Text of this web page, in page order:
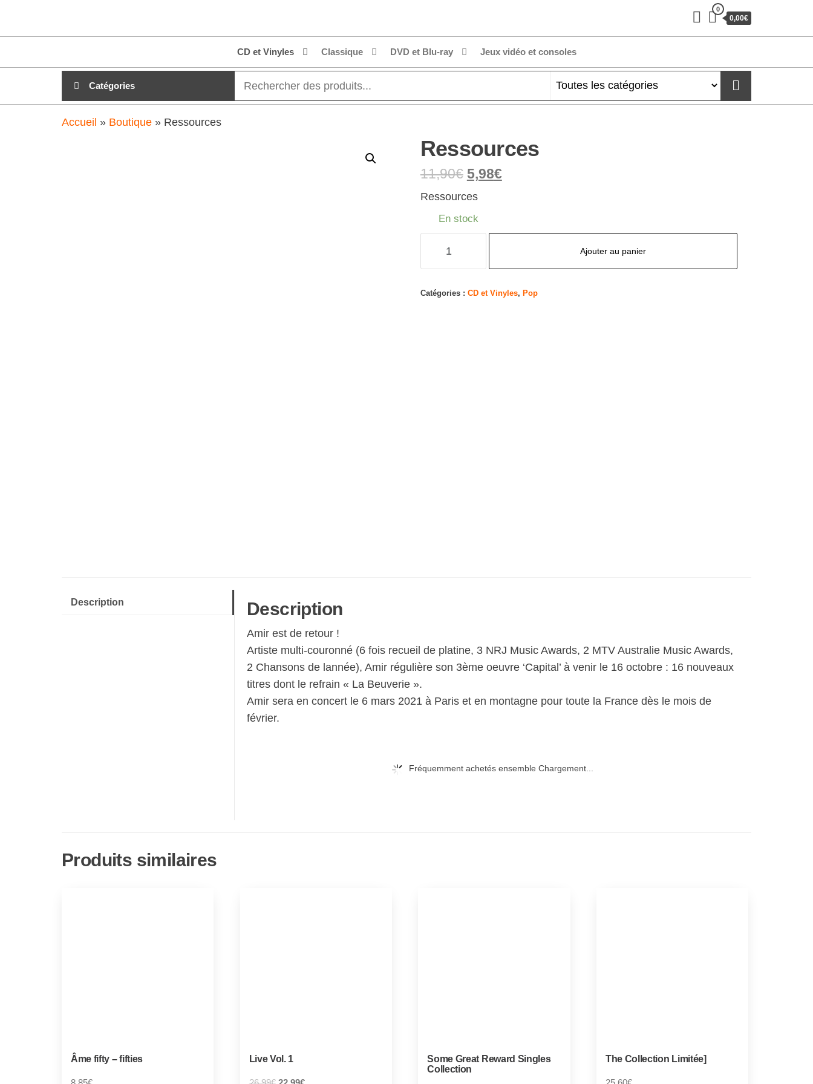
clubdial.fr
0
0,00€
CD et Vinyles Classique DVD et Blu-ray Jeux vidéo et consoles
Catégories
Accueil » Boutique » Ressources
Ressources
11,90€ 5,98€
Ressources
En stock
Ajouter au panier
Catégories : CD et Vinyles, Pop
Description Description
Amir est de retour !
Artiste multi-couronné (6 fois recueil de platine, 3 NRJ Music Awards, 2 MTV Australie Music Awards,
2 Chansons de lannée), Amir régulière son 3ème oeuvre ‘Capital’ à venir le 16 octobre : 16 nouveaux
titres dont le refrain « La Beuverie ».
Amir sera en concert le 6 mars 2021 à Paris et en montagne pour toute la France dès le mois de
février.
Fréquemment achetés ensemble Chargement...
Produits similaires
Âme fifty – fifties Live Vol. 1
Some Great Reward Singles
Collection
The Collection Limitée]